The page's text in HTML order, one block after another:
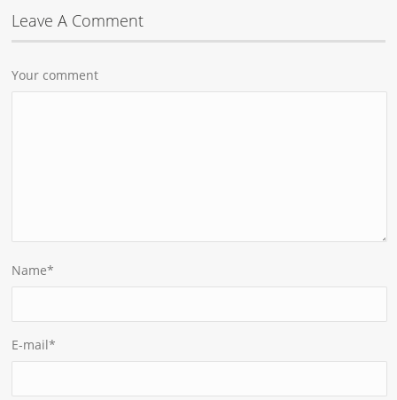
Leave A Comment
Your comment
Name*
E-mail*